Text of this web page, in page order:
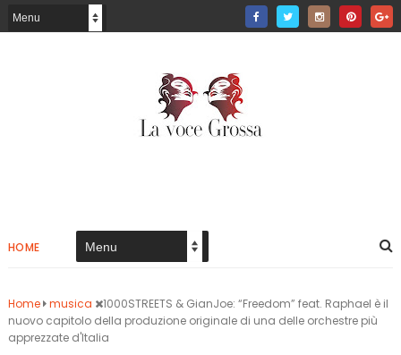
HOME
Home musica
1000STREETS & GianJoe: “Freedom” feat. Raphael è il
nuovo capitolo della produzione originale di una delle orchestre più
apprezzate d'Italia